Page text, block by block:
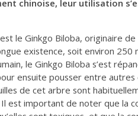
chinoise, leur utilisation
le Ginkgo Biloba, originaire de
existence, soit environ 250
le Ginkgo Biloba s’est
ensuite pousser entre
de cet arbre sont
est important de noter que la